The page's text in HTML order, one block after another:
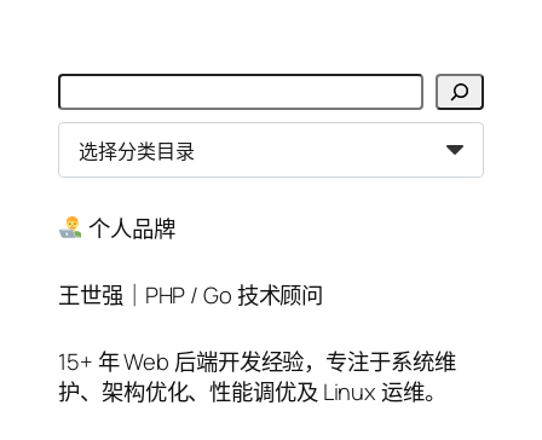
搜
索
分
录 个人品牌
王世强｜PHP / Go 技术顾问
15+ 年 Web 后端开发经验，专注于系统维
护、架构优化、性能调优及 Linux 运维。